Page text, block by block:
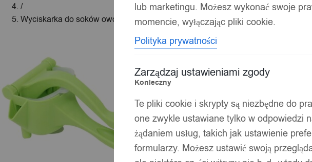
/
Wyciskarka do soków owoców cytrusów ręczna
lub marketingu. Możesz wykonać swoje
momencie, wyłączając pliki cookie.
Polityka prywatności
Zarządzaj ustawieniami zgody
Konieczny
Te pliki cookie i skrypty są niezbędne do
one zwykle ustawiane tylko w odpowiedzi
żądaniem usług, takich jak ustawienie
formularzy. Możesz ustawić swoją